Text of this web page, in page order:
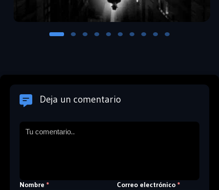
Deja un comentario
Nombre * Correo electrónico *